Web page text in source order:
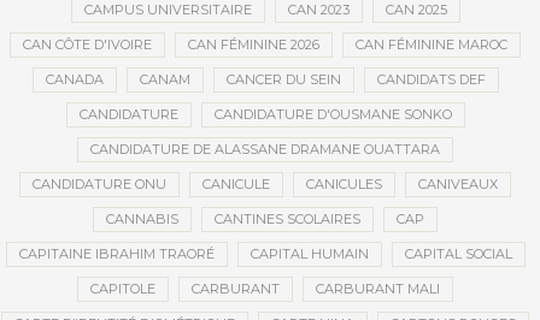
CAMPUS UNIVERSITAIRE CAN 2023 CAN 2025
CAN CÔTE D'IVOIRE CAN FÉMININE 2026 CAN FÉMININE MAROC
CANADA CANAM CANCER DU SEIN CANDIDATS DEF
CANDIDATURE CANDIDATURE D'OUSMANE SONKO
CANDIDATURE DE ALASSANE DRAMANE OUATTARA
CANDIDATURE ONU CANICULE CANICULES CANIVEAUX
CANNABIS CANTINES SCOLAIRES CAP
CAPITAINE IBRAHIM TRAORÉ CAPITAL HUMAIN CAPITAL SOCIAL
CAPITOLE CARBURANT CARBURANT MALI